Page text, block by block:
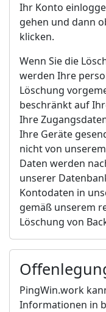
Ihr Konto
gehen und dann
klicken.
Wenn Sie die
werden Ihre
Löschung
beschränkt auf
Ihre
Ihre Geräte
nicht von
Daten werden
unserer
Kontodaten in
gemäß unserem
Löschung von
PingWin.work
Informationen in